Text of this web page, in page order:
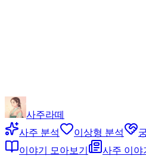
사주라떼
사주 분석
이상형 분석
이야기 모아보기
사주 이야